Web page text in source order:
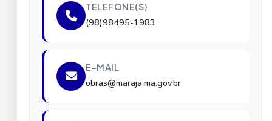
TELEFONE(S)
(98)98495-1983
E-MAIL
obras@maraja.ma.gov.br